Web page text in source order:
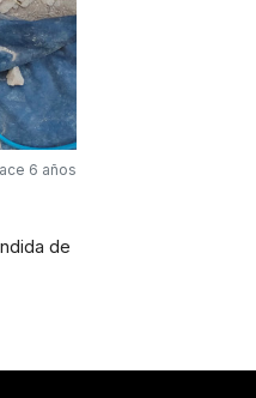
6 años
de